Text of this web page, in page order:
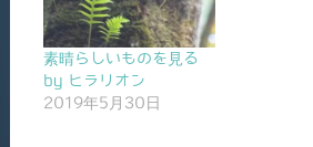
素晴らしいものを見る
by ヒラリオン
2019年5月30日